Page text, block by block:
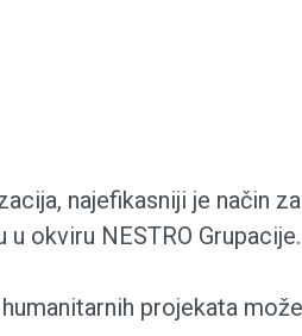
najefikasniji je način
u okviru NESTRO
projekata